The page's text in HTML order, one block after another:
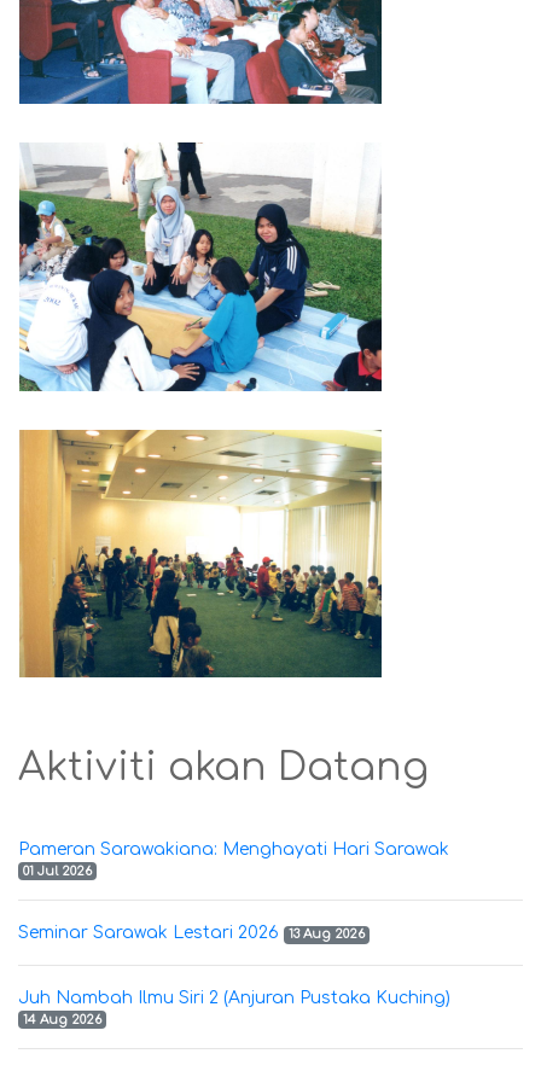
Aktiviti akan Datang
Pameran Sarawakiana: Menghayati Hari Sarawak
01 Jul 2026
Seminar Sarawak Lestari 2026 13 Aug 2026
Juh Nambah Ilmu Siri 2 (Anjuran Pustaka Kuching)
14 Aug 2026